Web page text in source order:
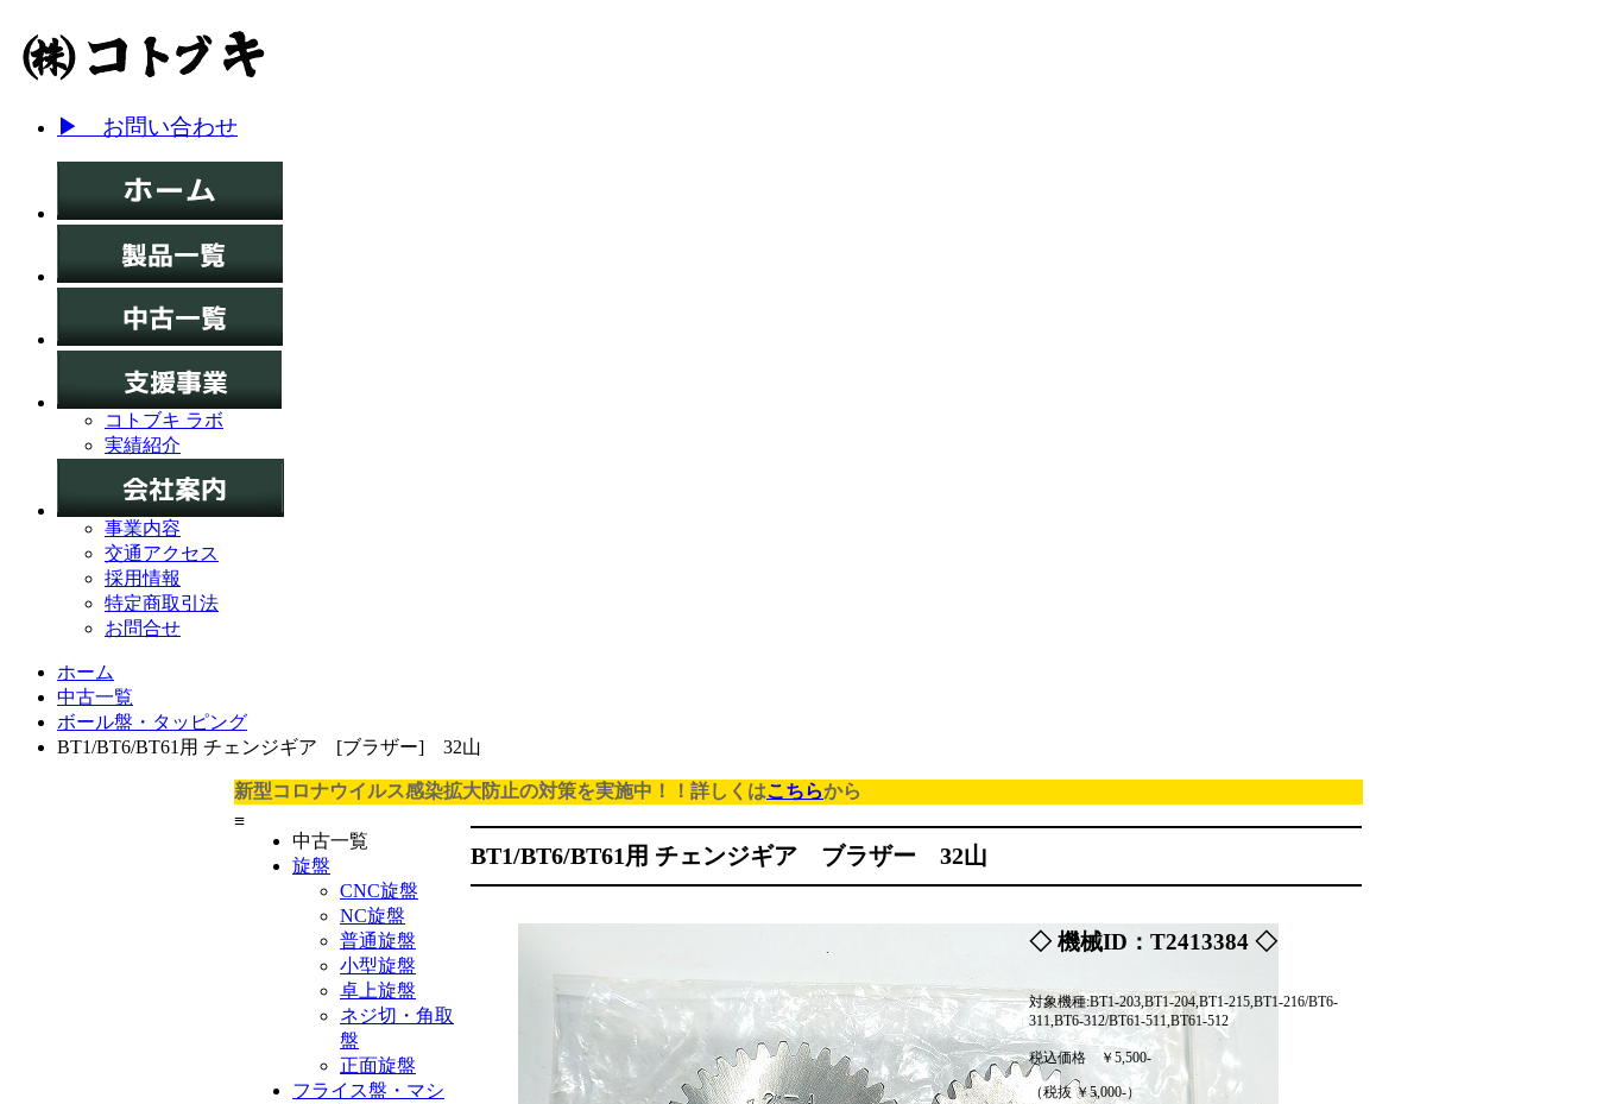
▶ お問い合わせ
コトブキ ラボ
実績紹介
事業内容
交通アクセス
採用情報
特定商取引法
お問合せ
ホーム
中古一覧
ボール盤・タッピング
BT1/BT6/BT61用 チェンジギア [ブラザー] 32山
新型コロナウイルス感染拡大防止の対策を実施中！！詳しくはこちらから
≡
中古一覧
旋盤
CNC旋盤
NC旋盤
普通旋盤
小型旋盤
卓上旋盤
ネジ切・角取
盤
正面旋盤
フライス盤・マシ
BT1/BT6/BT61用 チェンジギア ブラザー 32山
◇ 機械ID：T2413384 ◇
対象機種:BT1-203,BT1-204,BT1-215,BT1-216/BT6-
311,BT6-312/BT61-511,BT61-512
税込価格 ￥5,500-
（税抜 ￥5,000-）